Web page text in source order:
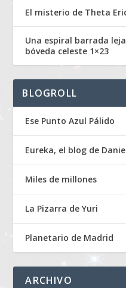
El misterio de Theta
Una espiral barrada
bóveda celeste 1×23
BLOGROLL
Ese Punto Azul Pálido
Eureka, el blog de
Miles de millones
La Pizarra de Yuri
Planetario de Madrid
ARCHIVO